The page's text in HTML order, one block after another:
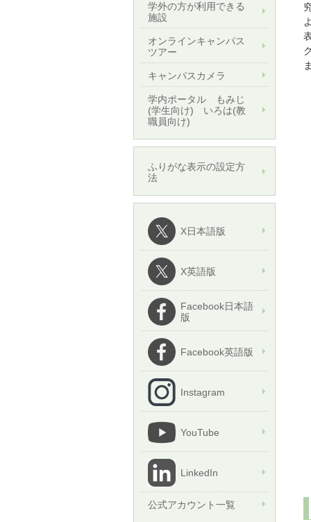
学外の方が利用できる
施設
オンラインキャンパス
ツアー
キャンパスカメラ
学内ポータル もみじ
(学生向け) いろは(教
職員向け)
ふりがな表示の設定方
法
X日本語版
X英語版
Facebook日本語
版
Facebook英語版
Instagram
YouTube
LinkedIn
公式アカウント一覧